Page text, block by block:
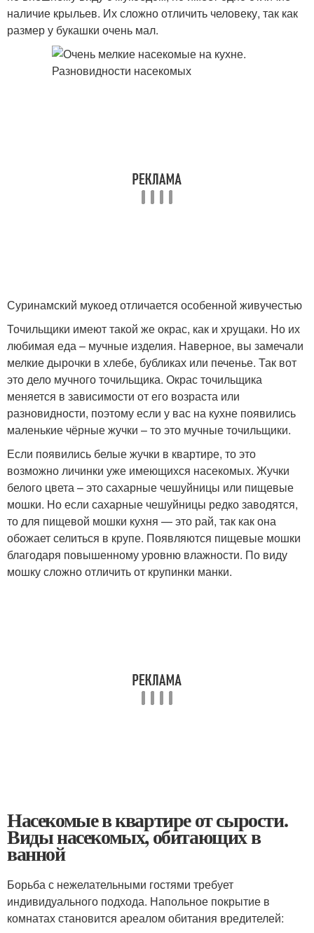
наличие крыльев. Их сложно отличить человеку, так как
размер у букашки очень мал.
Суринамский мукоед отличается особенной живучестью
Точильщики имеют такой же окрас, как и хрущаки. Но их
любимая еда – мучные изделия. Наверное, вы замечали
мелкие дырочки в хлебе, бубликах или печенье. Так вот
это дело мучного точильщика. Окрас точильщика
меняется в зависимости от его возраста или
разновидности, поэтому если у вас на кухне появились
маленькие чёрные жучки – то это мучные точильщики.
Если появились белые жучки в квартире, то это
возможно личинки уже имеющихся насекомых. Жучки
белого цвета – это сахарные чешуйницы или пищевые
мошки. Но если сахарные чешуйницы редко заводятся,
то для пищевой мошки кухня — это рай, так как она
обожает селиться в крупе. Появляются пищевые мошки
благодаря повышенному уровню влажности. По виду
мошку сложно отличить от крупинки манки.
Насекомые в квартире от сырости.
Виды насекомых, обитающих в
ванной
Борьба с нежелательными гостями требует
индивидуального подхода. Напольное покрытие в
комнатах становится ареалом обитания вредителей: